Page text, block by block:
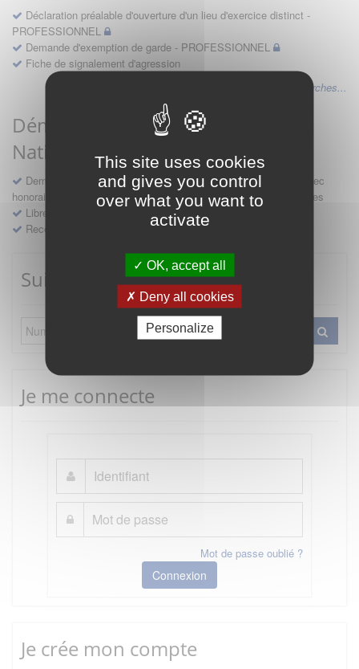
This site uses cookies
and gives you control
over what you want to
activate
OK, accept all
Deny all cookies
Personalize
Déclaration préalable d'ouverture d'un lieu d'exercice distinct -
PROFESSIONNEL
Demande d'exemption de garde - PROFESSIONNEL
Fiche de signalement d'agression
Voir les autres démarches...
Démarches destinées au Conseil
National
Demande d'avis en hospitalité, en études, des conventions avec
honoraires et des demandes diverses formulées par les entreprises
Libre prestation de services
Recours
Suivre mes démarches
Je me connecte
Mot de passe oublié ?
Connexion
Je crée mon compte